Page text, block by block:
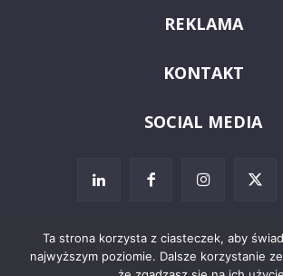
REKLAMA
KONTAKT
SOCIAL MEDIA
Ta strona korzysta z ciasteczek, aby
najwyższym poziomie. Dalsze korzystanie